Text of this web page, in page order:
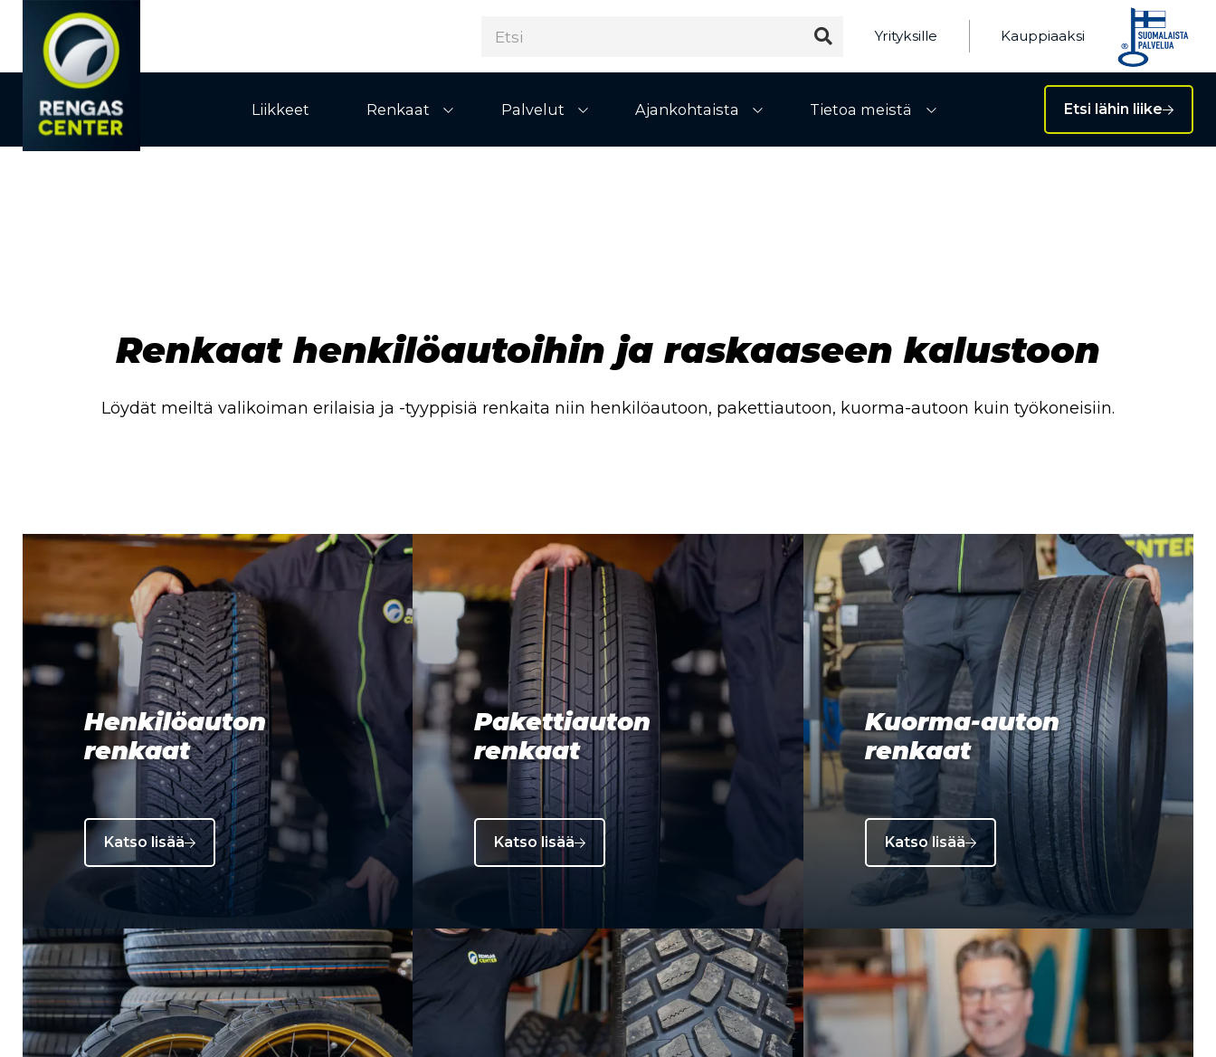
Yrityksille Kauppiaaksi
Liikkeet Renkaat
Avaa alivalikko
Palvelut
Avaa alivalikko
Ajankohtaista
Avaa alivalikko
Tietoa meistä Etsi lähin liike
Renkaat henkilöautoihin ja raskaaseen kalustoon
Löydät meiltä valikoiman erilaisia ja -tyyppisiä renkaita niin henkilöautoon, pakettiautoon, kuorma-autoon kuin työkoneisiin.
Henkilöauton
renkaat
Katso lisää
Pakettiauton
renkaat
Katso lisää
Kuorma-auton
renkaat
Katso lisää